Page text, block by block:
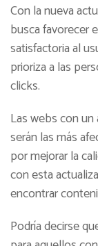
Con la nueva
busca favorecer
satisfactoria al
prioriza a las
clicks.
Las webs con
serán las más
por mejorar la
con esta
encontrar
Podría decirse